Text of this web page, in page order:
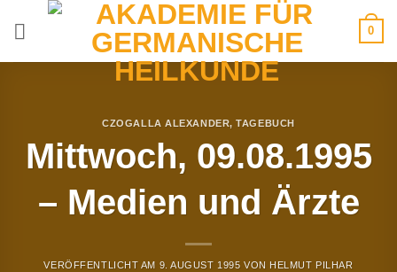
0
CZOGALLA ALEXANDER,TAGEBUCH
Mittwoch, 09.08.1995
– Medien und Ärzte
VERÖFFENTLICHT AM 9. AUGUST 1995 VON HELMUT PILHAR